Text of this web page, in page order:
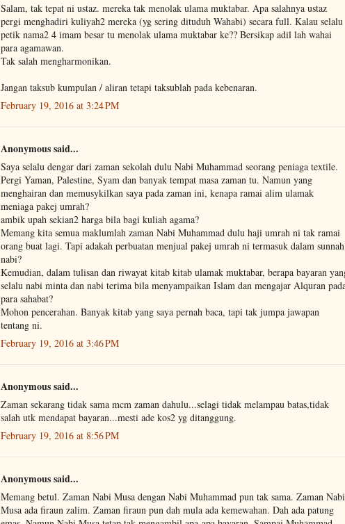
Salam, tak tepat ni ustaz. mereka tak menolak ulama muktabar. Apa salahnya ustaz
pergi menghadiri kuliyah2 mereka (yg sering dituduh Wahabi) secara full. Kalau selalu
petik nama2 4 imam besar tu menolak ulama muktabar ke?? Bersikap adil lah wahai
para agamawan.
Tak salah mengharmonikan.
Jangan taksub kumpulan / aliran tetapi taksublah pada kebenaran.
February 19, 2016 at 3:24 PM
Anonymous said...
Saya selalu dengar dari zaman sekolah dulu Nabi Muhammad seorang peniaga textile.
Pergi Yaman, Palestine, Syam dan banyak tempat masa zaman tu. Namun yang
menghairan dan memusykilkan saya pada zaman ini, kenapa ramai alim ulamak
meniaga pakej umrah?
ambik upah sekian2 harga bila bagi kuliah agama?
Memang kita semua maklumlah zaman Nabi Muhammad dulu haji umrah ni tak ramai
orang buat lagi. Tapi adakah perbuatan menjual pakej umrah ni termasuk dalam sunnah
nabi?
Kemudian, dalam tulisan dan riwayat kitab kitab ulamak muktabar, berapa bayaran
selalu nabi minta dan nabi terima bila menyampaikan Islam dan mengajar Alquran
para sahabat?
Mohon pencerahan. Banyak kitab yang saya pernah baca, tapi tak jumpa jawapan
tentang ni.
February 19, 2016 at 3:46 PM
Anonymous said...
Zaman sekarang tidak sama mcm zaman dahulu...selagi tidak melampau batas,tidak
salah utk mendapat bayaran...mesti ade kos2 yg ditanggung.
February 19, 2016 at 8:56 PM
Anonymous said...
Memang betul. Zaman Nabi Musa dengan Nabi Muhammad pun tak sama. Zaman Nabi
Musa ada firaun zalim. Zaman firaun pun dah mula ada kemewahan. Dah ada patung